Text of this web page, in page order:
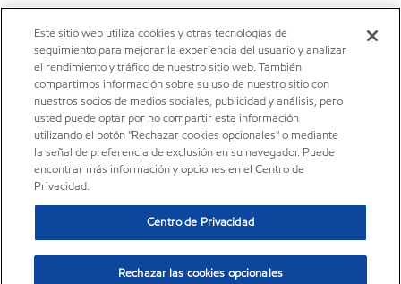
Suscríbete ahora
LinkedIn
X YouTube
Centro de privacidad
Política de privacidad
Términos y condiciones
Recursos
Mapa del sitio
Este sitio web utiliza cookies y otras tecnologías de
seguimiento para mejorar la experiencia del usuario y analizar
el rendimiento y tráfico de nuestro sitio web. También
compartimos información sobre su uso de nuestro sitio con
nuestros socios de medios sociales, publicidad y análisis, pero
usted puede optar por no compartir esta información
utilizando el botón "Rechazar cookies opcionales" o mediante
la señal de preferencia de exclusión en su navegador. Puede
encontrar más información y opciones en el Centro de
Privacidad.
Centro de Privacidad
Rechazar las cookies opcionales